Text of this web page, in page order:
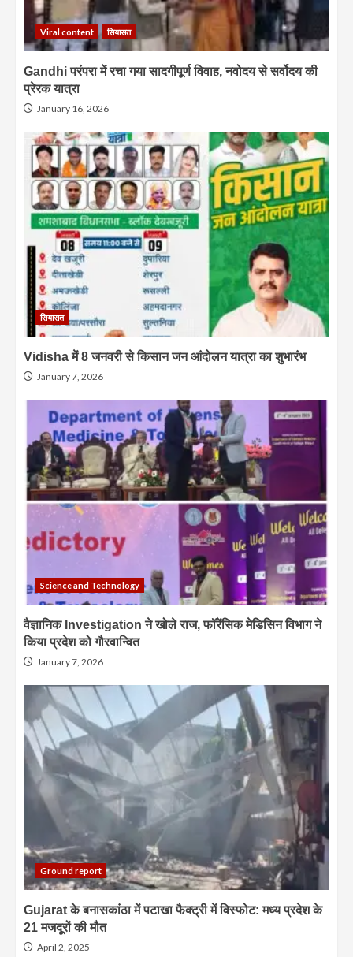
Viral content सियासत
Gandhi परंपरा में रचा गया सादगीपूर्ण विवाह, नवोदय से सर्वोदय की
प्रेरक यात्रा
January 16, 2026
सियासत
Vidisha में 8 जनवरी से किसान जन आंदोलन यात्रा का शुभारंभ
January 7, 2026
Science and Technology
वैज्ञानिक Investigation ने खोले राज, फॉरेंसिक मेडिसिन विभाग ने
किया प्रदेश को गौरवान्वित
January 7, 2026
Ground report
Gujarat के बनासकांठा में पटाखा फैक्ट्री में विस्फोट: मध्य प्रदेश के
21 मजदूरों की मौत
April 2, 2025